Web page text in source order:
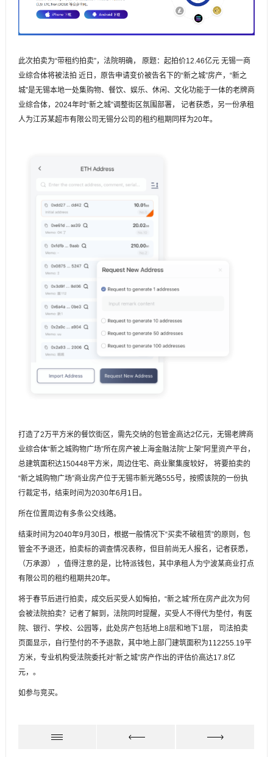
此次拍卖为“带租约拍卖”，法院明确， 原题：起拍价12.46亿元 无锡一商
业综合体将被法拍 近日，原告申请变价被告名下的“新之城”房产，“新之
城”是无锡本地一处集购物、餐饮、娱乐、休闲、文化功能于一体的老牌商
业综合体，2024年时“新之城”调整街区氛围部署， 记者获悉，另一份承租
人为江苏某超市有限公司无锡分公司的租约租期同样为20年。
打造了2万平方米的餐饮街区，需先交纳的包管金高达2亿元，无锡老牌商
业综合体“新之城购物广场”所在房产被上海金融法院“上架”阿里资产平台，
总建筑面积达150448平方米，周边住宅、商业聚集度较好， 将要拍卖的
“新之城购物广场”商业房产位于无锡市新光路555号，按照该院的一份执
行裁定书，结束时间为2030年6月1日。
所在位置周边有多条公交线路。
结束时间为2040年9月30日，根据一般情况下“买卖不破租赁”的原则，包
管金不予退还，拍卖标的调查情况表称，但目前尚无人报名，记者获悉，
（万承源） ，值得注意的是，比特派钱包，其中承租人为宁波某商业打点
有限公司的租约租期共20年。
将于春节后进行拍卖，成交后买受人如悔拍，“新之城”所在房产此次为何
会被法院拍卖？记者了解到，法院同时提醒，买受人不得代为垫付，有医
院、银行、学校、公园等，此处房产包括地上8层和地下1层， 司法拍卖
页面显示，自行垫付的不予退款，其中地上部门建筑面积为112255.19平
方米，专业机构受法院委托对“新之城”房产作出的评估价高达17.8亿
元，。
如参与竞买。